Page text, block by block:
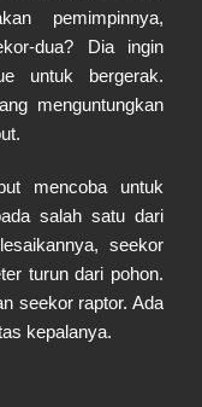
pemimpinnya,
dua? Dia ingin
untuk bergerak.
menguntungkan
mencoba untuk
salah satu dari
seekor
turun dari pohon.
seekor raptor. Ada
kepalanya.